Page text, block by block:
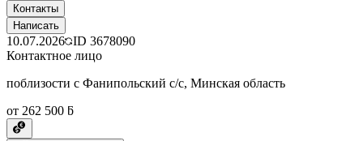
Контакты
Написать
10.07.2026 ID 3678090
Контактное лицо
поблизости с Фанипольский с/с, Минская область
от 262 500 ƃ